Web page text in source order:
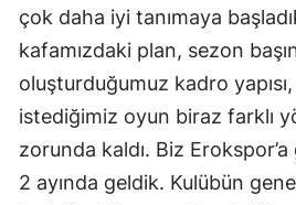
çok daha iyi tanımaya
kafamızdaki plan, sezon
oluşturduğumuz kadro
istediğimiz oyun biraz farklı
zorunda kaldı. Biz
2 ayında geldik. Kulübün